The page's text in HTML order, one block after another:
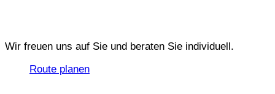
Wir freuen uns auf Sie und beraten Sie individuell.
Route planen